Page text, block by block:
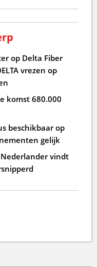
op Delta Fiber
vrezen op
komst 680.000
beschikbaar op
gelijk
vindt